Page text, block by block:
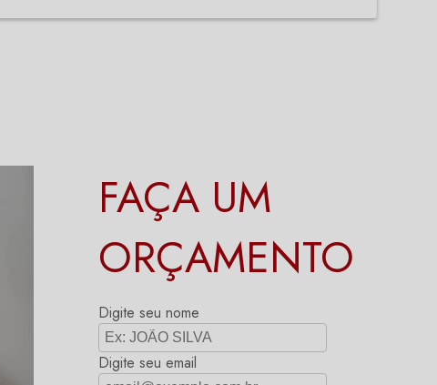
FAÇA UM
ORÇAMENTO
Digite seu nome
Digite seu email